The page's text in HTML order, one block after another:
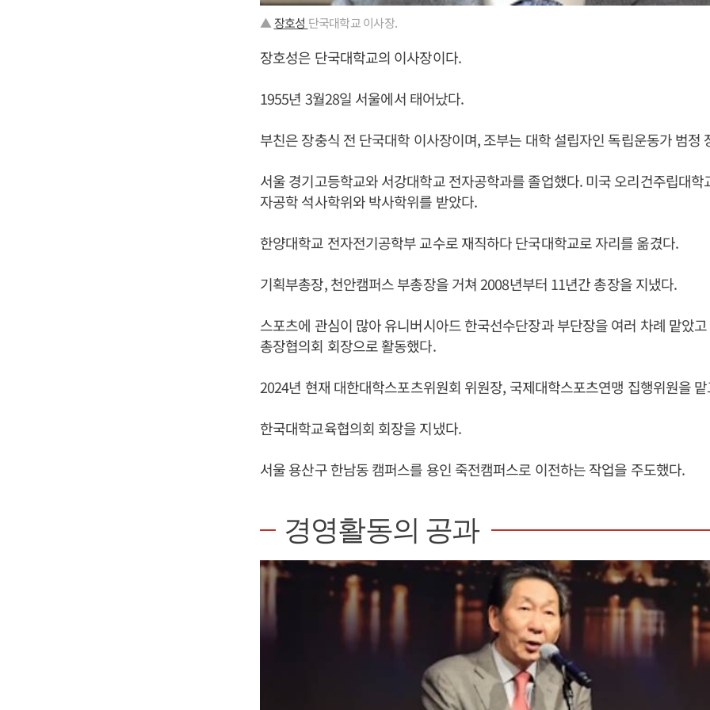
▲ 장호성 단국대학교 이사장.
장호성은 단국대학교의 이사장이다.
1955년 3월28일 서울에서 태어났다.
부친은 장충식 전 단국대학 이사장이며, 조부는 대학 설립자인 독립운동가 범정
서울 경기고등학교와 서강대학교 전자공학과를 졸업했다. 미국 오리건주립대학
자공학 석사학위와 박사학위를 받았다.
한양대학교 전자전기공학부 교수로 재직하다 단국대학교로 자리를 옮겼다.
기획부총장, 천안캠퍼스 부총장을 거쳐 2008년부터 11년간 총장을 지냈다.
스포츠에 관심이 많아 유니버시아드 한국선수단장과 부단장을 여러 차례 맡았
총장협의회 회장으로 활동했다.
2024년 현재 대한대학스포츠위원회 위원장, 국제대학스포츠연맹 집행위원을
한국대학교육협의회 회장을 지냈다.
서울 용산구 한남동 캠퍼스를 용인 죽전캠퍼스로 이전하는 작업을 주도했다.
경영활동의 공과